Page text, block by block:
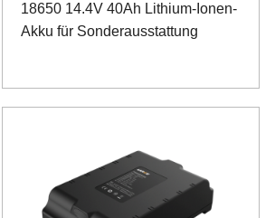
18650 14.4V 40Ah Lithium-Ionen-
Akku für Sonderausstattung